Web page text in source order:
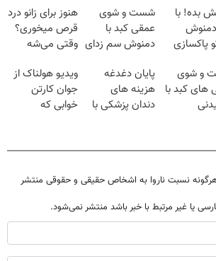
بده! با
پاکسازی
شست و شوی
عمقی کبد با
دمنوش سم زدای
هنوز برای زانو درد
قرص میخوری؟
وقتی می‌شه
درمانش کرد؟؟؟؟
و شوی
های کبد با
پایان دغدغه
هزینه های
دندان پزشکی با
ویدیو هولناک از
جوان کارتن
خوابی که
نسبت ناروا به اشخاص حقیقی و حقوقی منتشر
یا غیر مرتبط با خبر باشد منتشر نمی‌شود.